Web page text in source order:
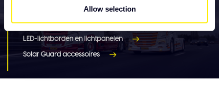
Allow selection
Verlichting
LED-lichtborden en lichtpanelen
Solar Guard accessoires